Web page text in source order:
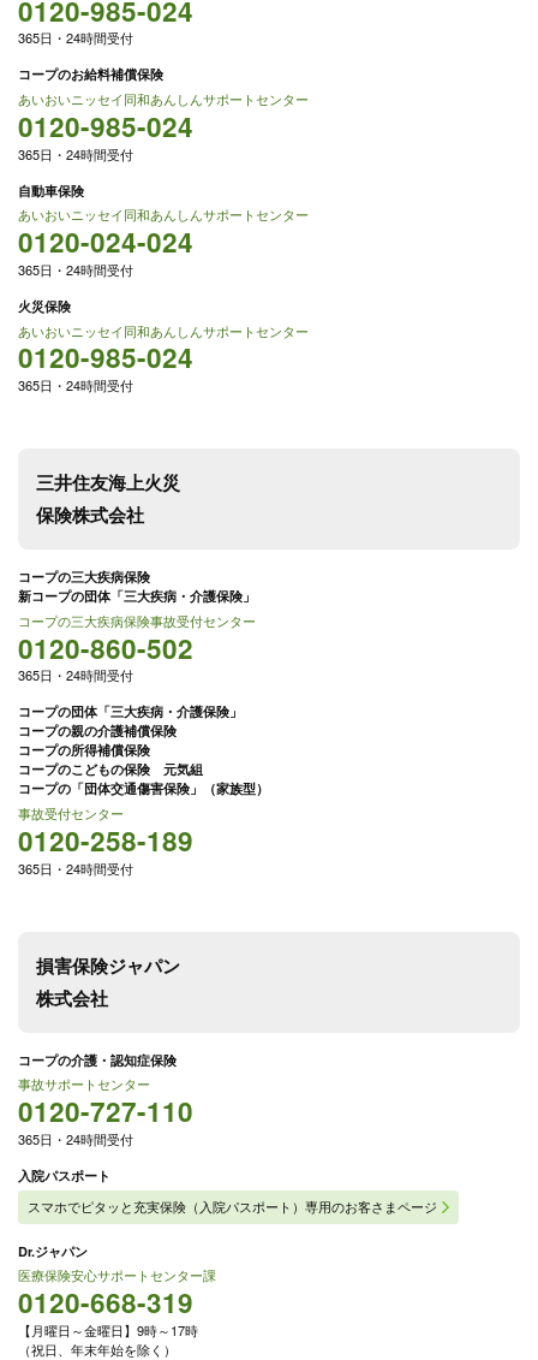
0120-985-024
365日・24時間受付
コープのお給料補償保険
あいおいニッセイ同和あんしんサポートセンター
0120-985-024
365日・24時間受付
自動車保険
あいおいニッセイ同和あんしんサポートセンター
0120-024-024
365日・24時間受付
火災保険
あいおいニッセイ同和あんしんサポートセンター
0120-985-024
365日・24時間受付
三井住友海上火災
保険株式会社
コープの三大疾病保険
新コープの団体「三大疾病・介護保険」
コープの三大疾病保険事故受付センター
0120-860-502
365日・24時間受付
コープの団体「三大疾病・介護保険」
コープの親の介護補償保険
コープの所得補償保険
コープのこどもの保険 元気組
コープの「団体交通傷害保険」（家族型）
事故受付センター
0120-258-189
365日・24時間受付
損害保険ジャパン
株式会社
コープの介護・認知症保険
事故サポートセンター
0120-727-110
365日・24時間受付
入院パスポート
スマホでピタッと充実保険（入院パスポート）専用のお客さまページ
Dr.ジャパン
医療保険安心サポートセンター課
0120-668-319
【月曜日～金曜日】9時～17時
（祝日、年末年始を除く）